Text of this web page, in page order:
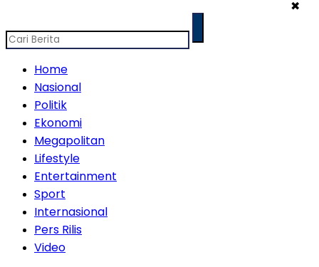
✖
Home
Nasional
Politik
Ekonomi
Megapolitan
Lifestyle
Entertainment
Sport
Internasional
Pers Rilis
Video